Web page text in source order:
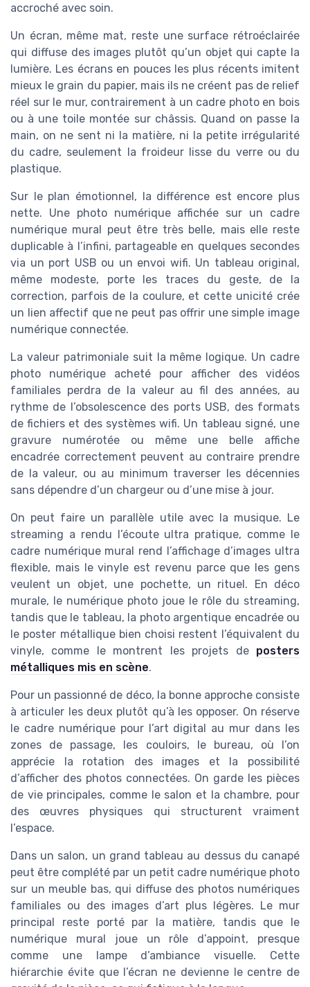
accroché avec soin.
Un écran, même mat, reste une surface rétroéclairée
qui diffuse des images plutôt qu’un objet qui capte la
lumière. Les écrans en pouces les plus récents imitent
mieux le grain du papier, mais ils ne créent pas de relief
réel sur le mur, contrairement à un cadre photo en bois
ou à une toile montée sur châssis. Quand on passe la
main, on ne sent ni la matière, ni la petite irrégularité
du cadre, seulement la froideur lisse du verre ou du
plastique.
Sur le plan émotionnel, la différence est encore plus
nette. Une photo numérique affichée sur un cadre
numérique mural peut être très belle, mais elle reste
duplicable à l’infini, partageable en quelques secondes
via un port USB ou un envoi wifi. Un tableau original,
même modeste, porte les traces du geste, de la
correction, parfois de la coulure, et cette unicité crée
un lien affectif que ne peut pas offrir une simple image
numérique connectée.
La valeur patrimoniale suit la même logique. Un cadre
photo numérique acheté pour afficher des vidéos
familiales perdra de la valeur au fil des années, au
rythme de l’obsolescence des ports USB, des formats
de fichiers et des systèmes wifi. Un tableau signé, une
gravure numérotée ou même une belle affiche
encadrée correctement peuvent au contraire prendre
de la valeur, ou au minimum traverser les décennies
sans dépendre d’un chargeur ou d’une mise à jour.
On peut faire un parallèle utile avec la musique. Le
streaming a rendu l’écoute ultra pratique, comme le
cadre numérique mural rend l’affichage d’images ultra
flexible, mais le vinyle est revenu parce que les gens
veulent un objet, une pochette, un rituel. En déco
murale, le numérique photo joue le rôle du streaming,
tandis que le tableau, la photo argentique encadrée ou
le poster métallique bien choisi restent l’équivalent du
vinyle, comme le montrent les projets de posters
métalliques mis en scène.
Pour un passionné de déco, la bonne approche consiste
à articuler les deux plutôt qu’à les opposer. On réserve
le cadre numérique pour l’art digital au mur dans les
zones de passage, les couloirs, le bureau, où l’on
apprécie la rotation des images et la possibilité
d’afficher des photos connectées. On garde les pièces
de vie principales, comme le salon et la chambre, pour
des œuvres physiques qui structurent vraiment
l’espace.
Dans un salon, un grand tableau au dessus du canapé
peut être complété par un petit cadre numérique photo
sur un meuble bas, qui diffuse des photos numériques
familiales ou des images d’art plus légères. Le mur
principal reste porté par la matière, tandis que le
numérique mural joue un rôle d’appoint, presque
comme une lampe d’ambiance visuelle. Cette
hiérarchie évite que l’écran ne devienne le centre de